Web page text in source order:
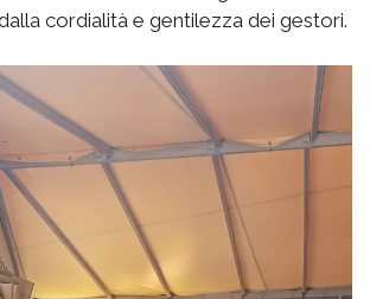
cordialità e gentilezza dei gestori.